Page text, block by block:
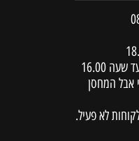
16.00
אבל המחסן
לא פעיל.